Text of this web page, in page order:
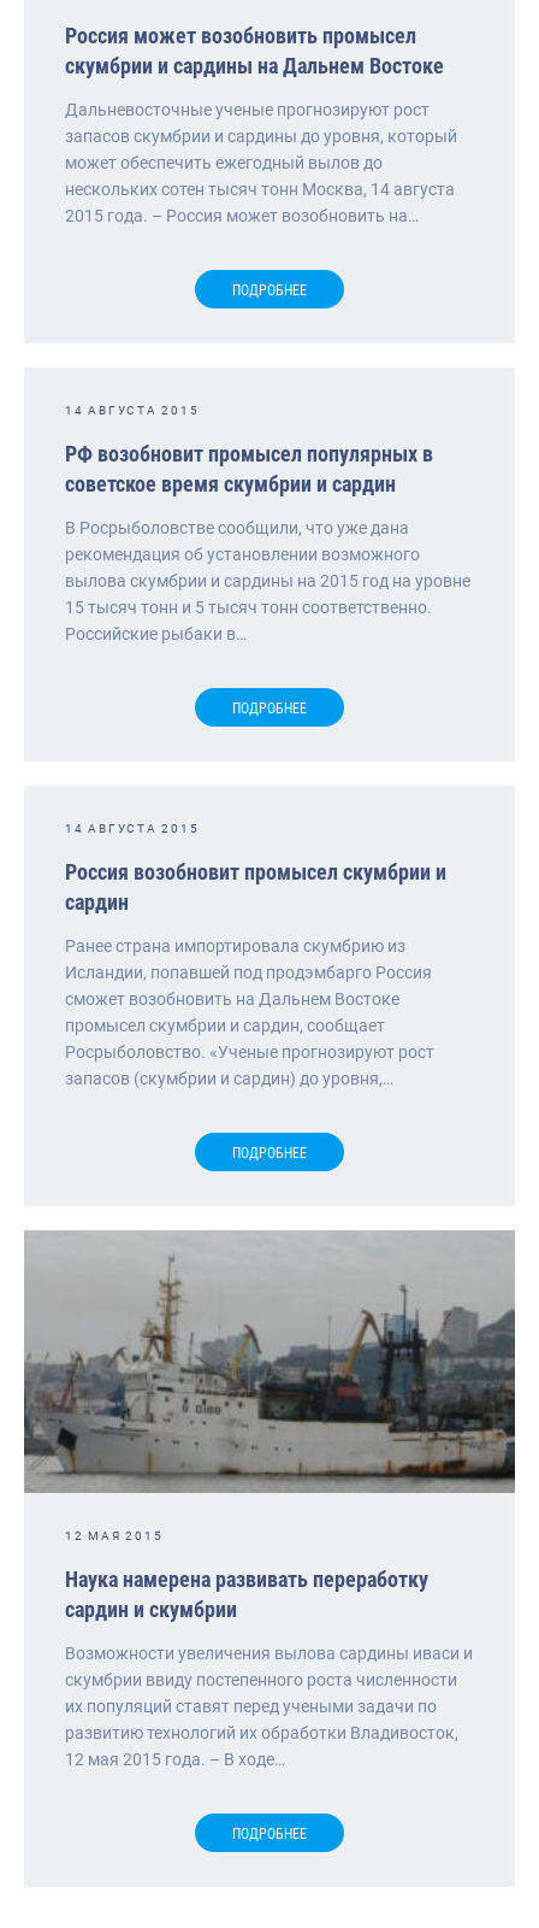
Россия может возобновить промысел
скумбрии и сардины на Дальнем Востоке
Дальневосточные ученые прогнозируют рост
запасов скумбрии и сардины до уровня, который
может обеспечить ежегодный вылов до
нескольких сотен тысяч тонн Москва, 14 августа
2015 года. – Россия может возобновить на…
ПОДРОБНЕЕ
14 АВГУСТА 2015
РФ возобновит промысел популярных в
советское время скумбрии и сардин
В Росрыболовстве сообщили, что уже дана
рекомендация об установлении возможного
вылова скумбрии и сардины на 2015 год на уровне
15 тысяч тонн и 5 тысяч тонн соответственно.
Российские рыбаки в…
ПОДРОБНЕЕ
14 АВГУСТА 2015
Россия возобновит промысел скумбрии и
сардин
Ранее страна импортировала скумбрию из
Исландии, попавшей под продэмбарго Россия
сможет возобновить на Дальнем Востоке
промысел скумбрии и сардин, сообщает
Росрыболовство. «Ученые прогнозируют рост
запасов (скумбрии и сардин) до уровня,…
ПОДРОБНЕЕ
12 МАЯ 2015
Наука намерена развивать переработку
сардин и скумбрии
Возможности увеличения вылова сардины иваси и
скумбрии ввиду постепенного роста численности
их популяций ставят перед учеными задачи по
развитию технологий их обработки Владивосток,
12 мая 2015 года. – В ходе…
ПОДРОБНЕЕ